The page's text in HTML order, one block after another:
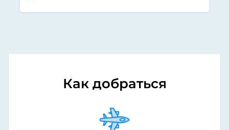
Как добраться